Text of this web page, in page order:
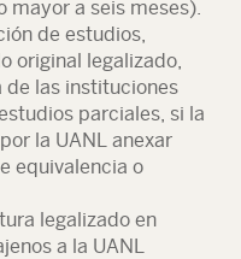
mayor a seis meses).
de estudios,
original legalizado,
de las instituciones
parciales, si la
la UANL anexar
equivalencia o
legalizado en
a la UANL